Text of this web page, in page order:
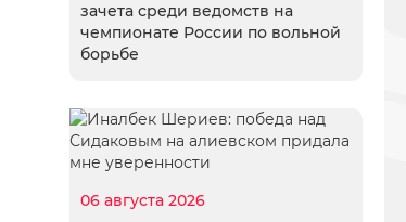
зачета среди ведомств на
чемпионате России по вольной
борьбе
06 августа 2026